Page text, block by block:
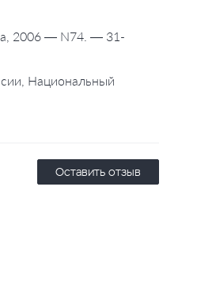
2006 — N74. — 31-
Национальный
Оставить отзыв